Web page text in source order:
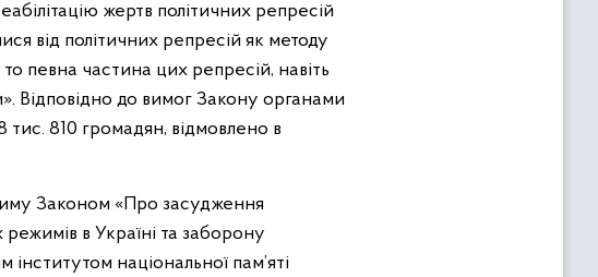
жертв політичних репресій
від політичних репресій як методу
певна частина цих репресій, навіть
Відповідно до вимог Закону органами
тис. 810 громадян, відмовлено в
Законом «Про засудження
режимів в Україні та заборону
національної пам’яті